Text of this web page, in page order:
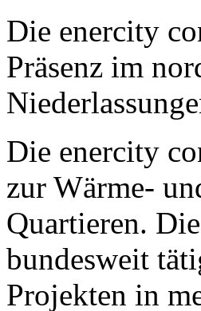
Die enercity
Präsenz im
Die enercity
zur Wärme-
Quartieren.
bundesweit
Projekten in